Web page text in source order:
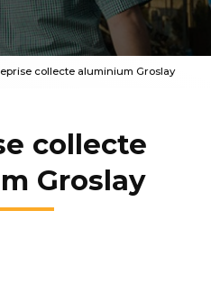
collecte aluminium Groslay
collecte
Groslay